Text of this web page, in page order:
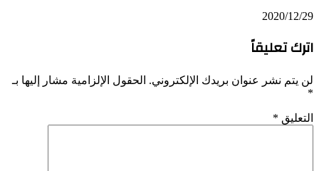
2020/12/29
اترك تعليقاً
لن يتم نشر عنوان بريدك الإلكتروني. الحقول الإلزامية مشار إليها بـ
*
التعليق *